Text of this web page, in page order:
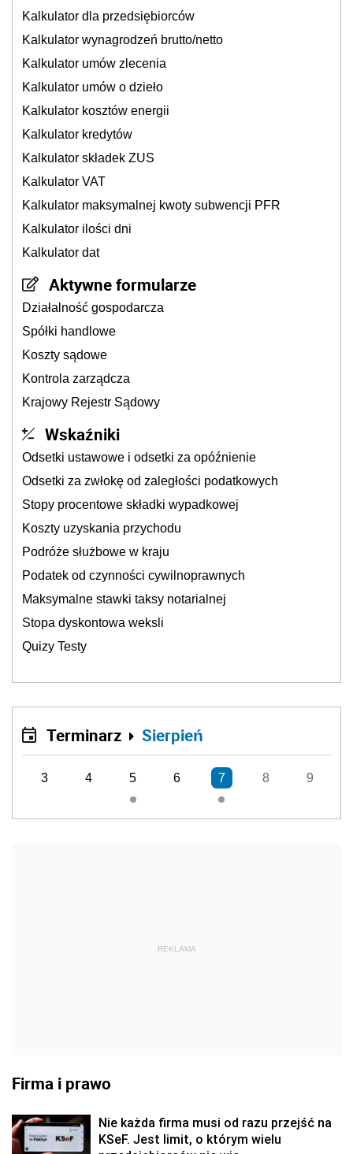
Kalkulator dla przedsiębiorców
Kalkulator wynagrodzeń brutto/netto
Kalkulator umów zlecenia
Kalkulator umów o dzieło
Kalkulator kosztów energii
Kalkulator kredytów
Kalkulator składek ZUS
Kalkulator VAT
Kalkulator maksymalnej kwoty subwencji PFR
Kalkulator ilości dni
Kalkulator dat
Aktywne formularze
Działalność gospodarcza
Spółki handlowe
Koszty sądowe
Kontrola zarządcza
Krajowy Rejestr Sądowy
Wskaźniki
Odsetki ustawowe i odsetki za opóźnienie
Odsetki za zwłokę od zaległości podatkowych
Stopy procentowe składki wypadkowej
Koszty uzyskania przychodu
Podróże służbowe w kraju
Podatek od czynności cywilnoprawnych
Maksymalne stawki taksy notarialnej
Stopa dyskontowa weksli
Quizy Testy
Terminarz Sierpień
3 4 5 6 7 8 9
REKLAMA
Firma i prawo
Nie każda firma musi od razu przejść na
KSeF. Jest limit, o którym wielu